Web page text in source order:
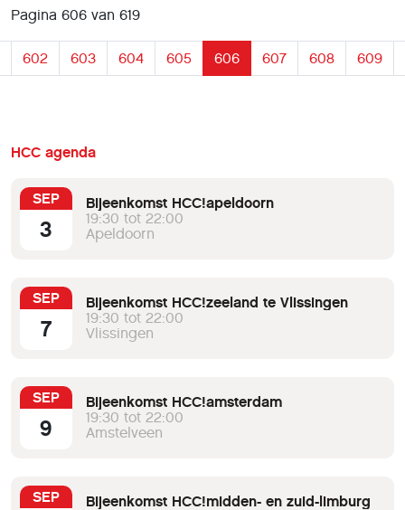
Pagina 606 van 619
602 603 604 605 606 607 608 609
HCC agenda
SEP
3
Bijeenkomst HCC!apeldoorn
19:30 tot 22:00
Apeldoorn
SEP
7
Bijeenkomst HCC!zeeland te Vlissingen
19:30 tot 22:00
Vlissingen
SEP
9
Bijeenkomst HCC!amsterdam
19:30 tot 22:00
Amstelveen
SEP
Bijeenkomst HCC!midden- en zuid-limburg